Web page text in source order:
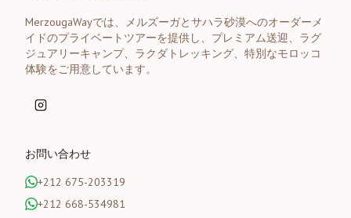
MerzougaWayでは、メルズーガとサハラ砂漠へのオーダーメ
イドのプライベートツアーを提供し、プレミアム送迎、ラグ
ジュアリーキャンプ、ラクダトレッキング、特別なモロッコ
体験をご用意しています。
お問い合わせ
+212 675-203319
+212 668-534981